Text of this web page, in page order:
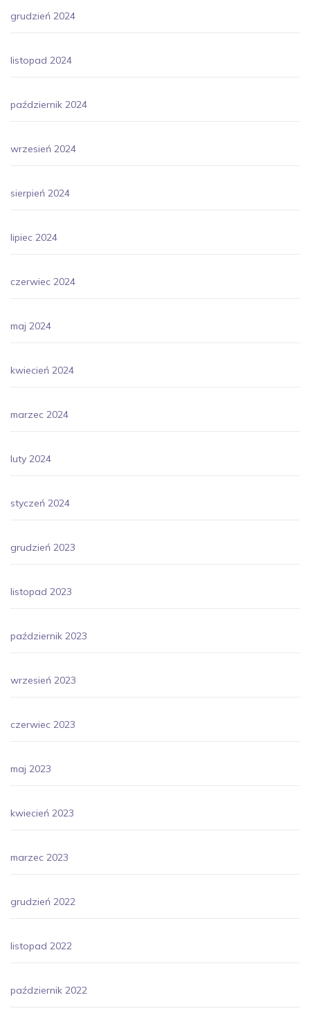
grudzień 2024
listopad 2024
październik 2024
wrzesień 2024
sierpień 2024
lipiec 2024
czerwiec 2024
maj 2024
kwiecień 2024
marzec 2024
luty 2024
styczeń 2024
grudzień 2023
listopad 2023
październik 2023
wrzesień 2023
czerwiec 2023
maj 2023
kwiecień 2023
marzec 2023
grudzień 2022
listopad 2022
październik 2022